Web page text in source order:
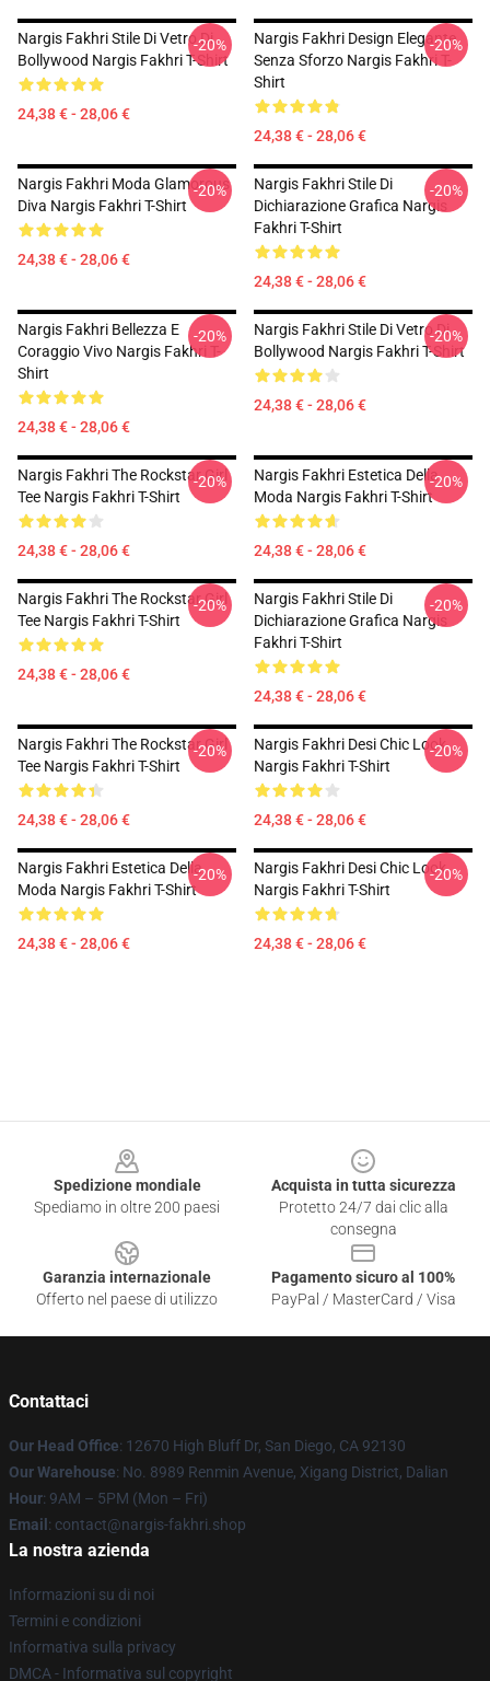
Nargis Fakhri Stile Di Vetro Di
Bollywood Nargis Fakhri T-Shirt
24,38 € - 28,06 €
-20%
Nargis Fakhri Design Elegante
Senza Sforzo Nargis Fakhri T-
Shirt
24,38 € - 28,06 €
-20%
Nargis Fakhri Moda Glamorous
Diva Nargis Fakhri T-Shirt
24,38 € - 28,06 €
-20%
Nargis Fakhri Stile Di
Dichiarazione Grafica Nargis
Fakhri T-Shirt
24,38 € - 28,06 €
-20%
Nargis Fakhri Bellezza E
Coraggio Vivo Nargis Fakhri T-
Shirt
24,38 € - 28,06 €
-20%
Nargis Fakhri Stile Di Vetro Di
Bollywood Nargis Fakhri T-Shirt
24,38 € - 28,06 €
-20%
Nargis Fakhri The Rockstar Girl
Tee Nargis Fakhri T-Shirt
24,38 € - 28,06 €
-20%
Nargis Fakhri Estetica Della
Moda Nargis Fakhri T-Shirt
24,38 € - 28,06 €
-20%
Nargis Fakhri The Rockstar Girl
Tee Nargis Fakhri T-Shirt
24,38 € - 28,06 €
-20%
Nargis Fakhri Stile Di
Dichiarazione Grafica Nargis
Fakhri T-Shirt
24,38 € - 28,06 €
-20%
Nargis Fakhri The Rockstar Girl
Tee Nargis Fakhri T-Shirt
24,38 € - 28,06 €
-20%
Nargis Fakhri Desi Chic Look
Nargis Fakhri T-Shirt
24,38 € - 28,06 €
-20%
Nargis Fakhri Estetica Della
Moda Nargis Fakhri T-Shirt
24,38 € - 28,06 €
-20%
Nargis Fakhri Desi Chic Look
Nargis Fakhri T-Shirt
24,38 € - 28,06 €
-20%
Spedizione mondiale
Spediamo in oltre 200 paesi
Acquista in tutta sicurezza
Protetto 24/7 dai clic alla
consegna
Garanzia internazionale
Offerto nel paese di utilizzo
Pagamento sicuro al 100%
PayPal / MasterCard / Visa
Contattaci
Our Head Office: 12670 High Bluff Dr, San Diego, CA 92130
Our Warehouse: No. 8989 Renmin Avenue, Xigang District, Dalian
Hour: 9AM – 5PM (Mon – Fri)
Email : contact@nargis-fakhri.shop
La nostra azienda
Informazioni su di noi
Termini e condizioni
Informativa sulla privacy
DMCA - Informativa sul copyright